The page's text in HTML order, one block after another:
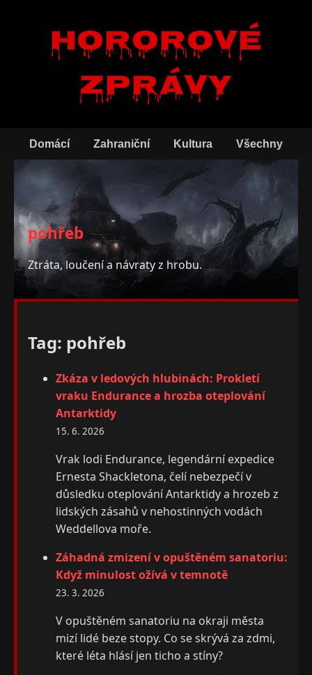
Hororové
zprávy
Domácí Zahraniční Kultura Všechny
pohřeb
Ztráta, loučení a návraty z hrobu.
Tag: pohřeb
Zkáza v ledových hlubinách: Prokletí
vraku Endurance a hrozba oteplování
Antarktidy
15. 6. 2026
Vrak lodi Endurance, legendární expedice
Ernesta Shackletona, čelí nebezpečí v
důsledku oteplování Antarktidy a hrozeb z
lidských zásahů v nehostinných vodách
Weddellova moře.
Záhadná zmizení v opuštěném sanatoriu:
Když minulost ožívá v temnotě
23. 3. 2026
V opuštěném sanatoriu na okraji města
mizí lidé beze stopy. Co se skrývá za zdmi,
které léta hlásí jen ticho a stíny?